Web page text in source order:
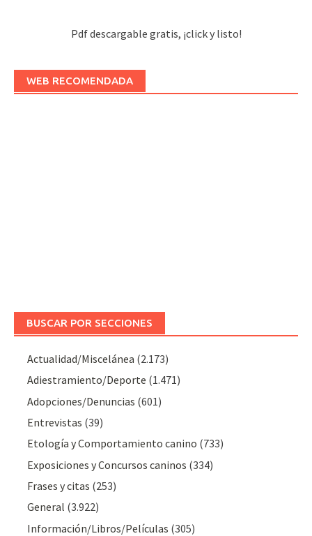
Pdf descargable gratis, ¡click y listo!
WEB RECOMENDADA
BUSCAR POR SECCIONES
Actualidad/Miscelánea (2.173)
Adiestramiento/Deporte (1.471)
Adopciones/Denuncias (601)
Entrevistas (39)
Etología y Comportamiento canino (733)
Exposiciones y Concursos caninos (334)
Frases y citas (253)
General (3.922)
Información/Libros/Películas (305)